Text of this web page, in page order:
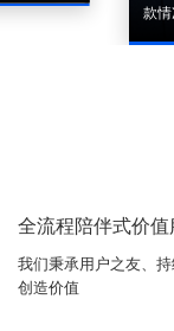
款情
全流程陪伴式价值
我们秉承用户之友、
创造价值